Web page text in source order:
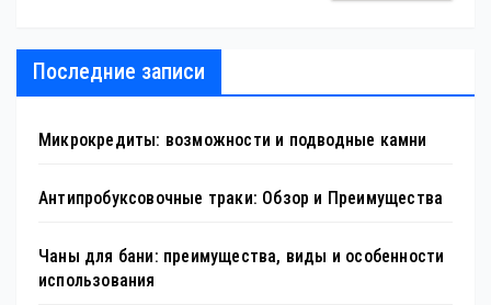
Последние записи
Микрокредиты: возможности и подводные камни
Антипробуксовочные траки: Обзор и Преимущества
Чаны для бани: преимущества, виды и особенности
использования